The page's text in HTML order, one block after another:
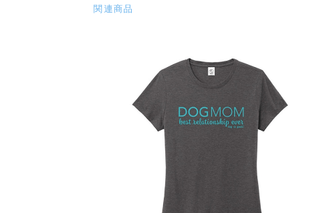
関連商品